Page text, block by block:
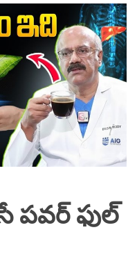
పవర్ ఫుల్